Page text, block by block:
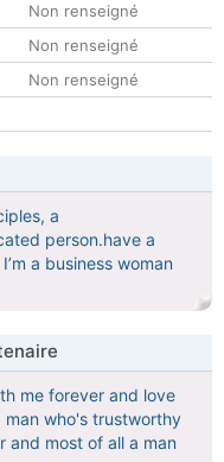
Non renseigné
Non renseigné
Non renseigné
a
person.have a
a business woman
me forever and love
who's trustworthy
and most of all a man